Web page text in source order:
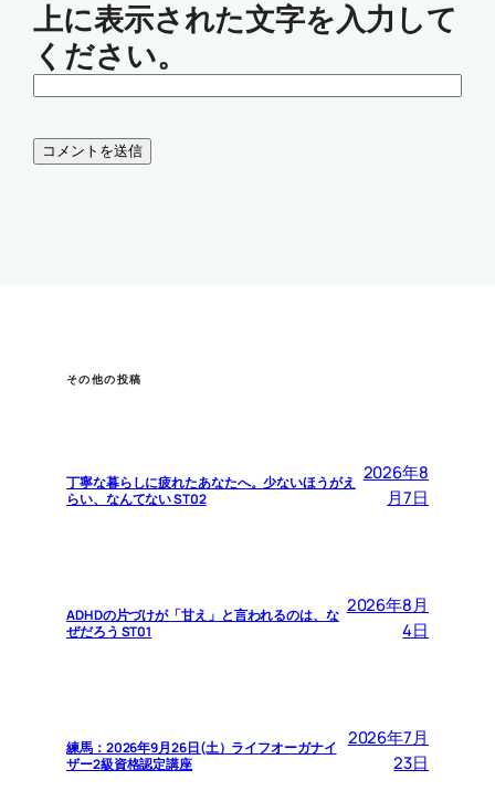
上に表示された文字を入力して
ください。
その他の投稿
丁寧な暮らしに疲れたあなたへ。少ないほうがえ
らい、なんてない ST02
2026年8
月7日
ADHDの片づけが「甘え」と言われるのは、な
ぜだろう ST01
2026年8月
4日
練馬：2026年9月26日(土）ライフオーガナイ
ザー2級資格認定講座
2026年7月
23日